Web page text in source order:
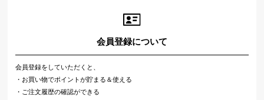
会員登録について
会員登録をしていただくと、
・お買い物でポイントが貯まる＆使える
・ご注文履歴の確認ができる